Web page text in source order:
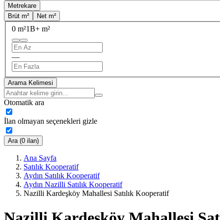
Metrekare
Brüt m²
Net m²
0 m²1B+ m²
—
Arama Kelimesi
Otomatik ara
İlan olmayan seçenekleri gizle
Ara (0 ilan)
Ana Sayfa
Satılık Kooperatif
Aydın Satılık Kooperatif
Aydın Nazilli Satılık Kooperatif
Nazilli Kardeşköy Mahallesi Satılık Kooperatif